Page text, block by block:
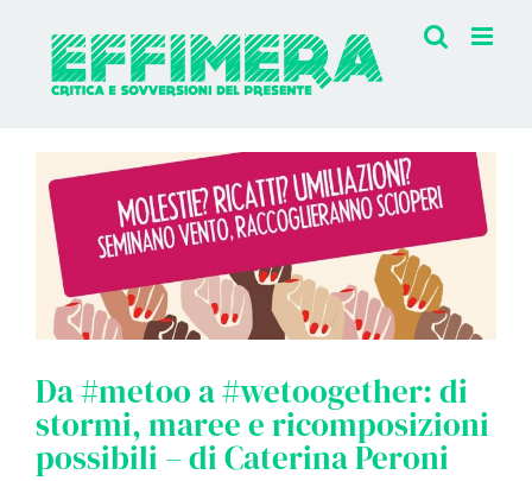
contenuto
Da #metoo a #wetoogether: di
stormi, maree e ricomposizioni
possibili – di Caterina Peroni